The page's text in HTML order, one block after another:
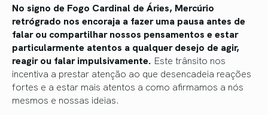
No signo de Fogo Cardinal de Áries, Mercúrio
retrógrado nos encoraja a fazer uma pausa antes de
falar ou compartilhar nossos pensamentos e estar
particularmente atentos a qualquer desejo de agir,
reagir ou falar impulsivamente. Este trânsito nos
incentiva a prestar atenção ao que desencadeia reações
fortes e a estar mais atentos a como afirmamos a nós
mesmos e nossas ideias.